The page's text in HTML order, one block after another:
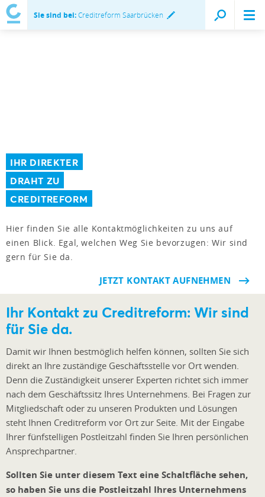
Sie sind bei:Creditreform Saarbrücken
IHR DIREKTER
DRAHT ZU
CREDITREFORM
Hier finden Sie alle Kontaktmöglichkeiten zu uns auf
einen Blick. Egal, welchen Weg Sie bevorzugen: Wir sind
gern für Sie da.
JETZT KONTAKT AUFNEHMEN
Ihr Kontakt zu Creditreform: Wir sind
für Sie da.
Damit wir Ihnen bestmöglich helfen können, sollten Sie sich
direkt an Ihre zuständige Geschäftsstelle vor Ort wenden.
Denn die Zuständigkeit unserer Experten richtet sich immer
nach dem Geschäftssitz Ihres Unternehmens. Bei Fragen zur
Mitgliedschaft oder zu unseren Produkten und Lösungen
steht Ihnen Creditreform vor Ort zur Seite. Mit der Eingabe
Ihrer fünfstelligen Postleitzahl finden Sie Ihren persönlichen
Ansprechpartner.
Sollten Sie unter diesem Text eine Schaltfläche sehen,
so haben Sie uns die Postleitzahl Ihres Unternehmens